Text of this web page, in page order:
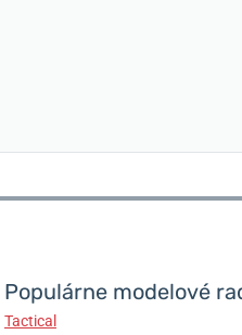
Populárne modelové
Tactical